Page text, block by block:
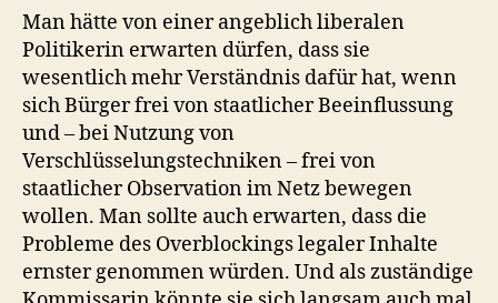
Man hätte von einer angeblich liberalen
Politikerin erwarten dürfen, dass sie
wesentlich mehr Verständnis dafür hat, wenn
sich Bürger frei von staatlicher Beeinflussung
und – bei Nutzung von
Verschlüsselungstechniken – frei von
staatlicher Observation im Netz bewegen
wollen. Man sollte auch erwarten, dass die
Probleme des Overblockings legaler Inhalte
ernster genommen würden. Und als zuständige